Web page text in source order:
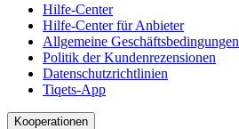
Hilfe-Center
Hilfe-Center für Anbieter
Allgemeine Geschäftsbedingungen
Politik der Kundenrezensionen
Datenschutzrichtlinien
Tiqets-App
Kooperationen